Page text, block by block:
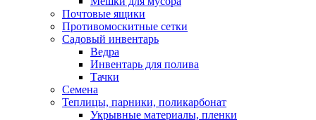
Почтовые ящики
Противомоскитные сетки
Садовый инвентарь
Ведра
Инвентарь для полива
Тачки
Семена
Теплицы, парники, поликарбонат
Укрывные материалы, пленки